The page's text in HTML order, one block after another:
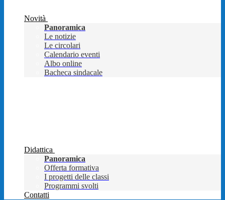
Novità
Panoramica
Le notizie
Le circolari
Calendario eventi
Albo online
Bacheca sindacale
Didattica
Panoramica
Offerta formativa
I progetti delle classi
Programmi svolti
Contatti